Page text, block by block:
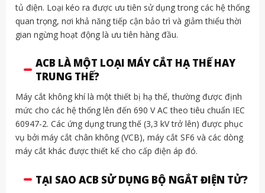
tủ điện. Loại kéo ra được ưu tiên sử dụng trong các hệ thống
quan trọng, nơi khả năng tiếp cận bảo trì và giảm thiểu thời
gian ngừng hoạt động là ưu tiên hàng đầu.
ACB LÀ MỘT LOẠI MÁY CẮT HẠ THẾ HAY
TRUNG THẾ?
Máy cắt không khí là một thiết bị hạ thế, thường được định
mức cho các hệ thống lên đến 690 V AC theo tiêu chuẩn IEC
60947-2. Các ứng dụng trung thế (3,3 kV trở lên) được phục
vụ bởi máy cắt chân không (VCB), máy cắt SF6 và các dòng
máy cắt khác được thiết kế cho cấp điện áp đó.
TẠI SAO ACB SỬ DỤNG BỘ NGẮT ĐIỆN TỬ?